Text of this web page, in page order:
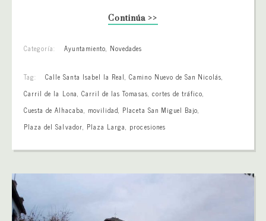
Continúa >>
Categoría: Ayuntamiento, Novedades
Tag: Calle Santa Isabel la Real,Camino Nuevo de San Nicolás,
Carril de la Lona, Carril de las Tomasas, cortes de tráfico,
Cuesta de Alhacaba, movilidad, Placeta San Miguel Bajo,
Plaza del Salvador, Plaza Larga, procesiones